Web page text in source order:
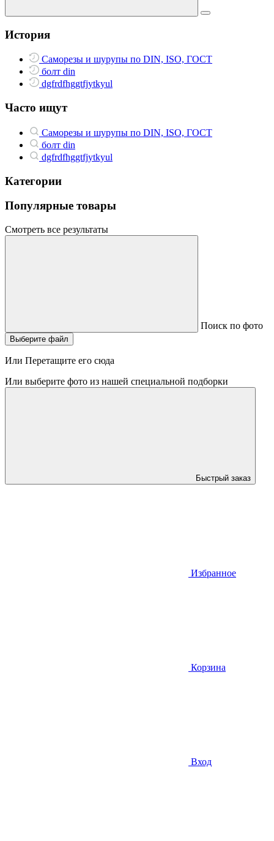
История
Саморезы и шурупы по DIN, ISO, ГОСТ
болт din
dgfrdfhggtfjytkyul
Часто ищут
Саморезы и шурупы по DIN, ISO, ГОСТ
болт din
dgfrdfhggtfjytkyul
Категории
Популярные товары
Смотреть все результаты
Поиск по фото
Выберите файл
Или Перетащите его сюда
Или выберите фото из нашей специальной подборки
Быстрый заказ
Избранное
Корзина
Вход